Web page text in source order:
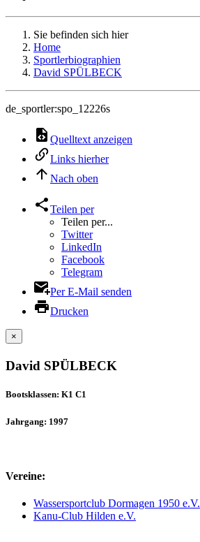
Sie befinden sich hier
Home
Sportlerbiographien
David SPÜLBECK
de_sportler:spo_12226s
Quelltext anzeigen
Links hierher
Nach oben
Teilen per
Teilen per...
Twitter
LinkedIn
Facebook
Telegram
Per E-Mail senden
Drucken
×
David SPÜLBECK
Bootsklassen: K1 C1
Jahrgang: 1997
Vereine:
Wassersportclub Dormagen 1950 e.V.
Kanu-Club Hilden e.V.